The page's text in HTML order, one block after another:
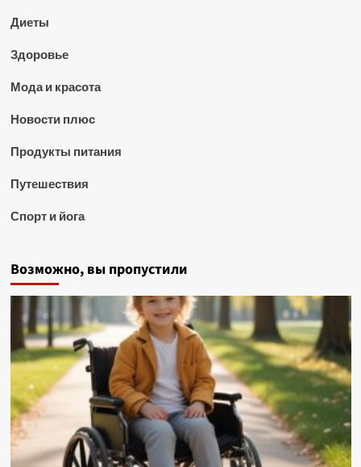
Диеты
Здоровье
Мода и красота
Новости плюс
Продукты питания
Путешествия
Спорт и йога
Возможно, вы пропустили